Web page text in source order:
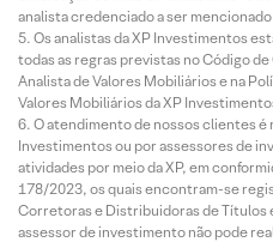
analista credenciado a ser
Os analistas da XP Investimentos
todas as regras previstas no Código
Analista de Valores Mobiliários e na
Valores Mobiliários da XP
O atendimento de nossos clientes é
Investimentos ou por assessores de
atividades por meio da XP, em
178/2023, os quais encontram-se
Corretoras e Distribuidoras de Títulos
assessor de investimento não pode